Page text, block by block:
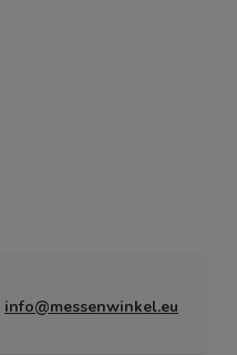
info@messenwinkel.eu